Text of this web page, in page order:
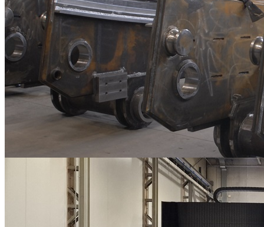
Carpenterie metalliche